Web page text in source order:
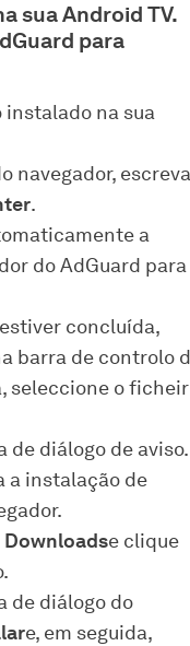
sua Android TV.
para
instalado na sua
navegador, escreva
.
a
do AdGuard para
concluída,
barra de controlo
seleccione o
de diálogo de aviso.
a instalação de
Downloadse clique
de diálogo do
e, em seguida,